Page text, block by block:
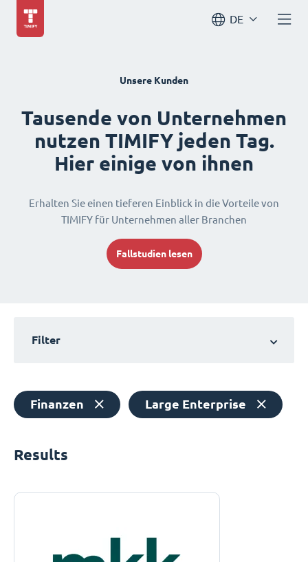
DE
Unsere Kunden
Tausende von Unternehmen
nutzen TIMIFY jeden Tag.
Hier einige von ihnen
Erhalten Sie einen tieferen Einblick in die Vorteile von
TIMIFY für Unternehmen aller Branchen
Fallstudien lesen
Filter
Finanzen Large Enterprise
Results